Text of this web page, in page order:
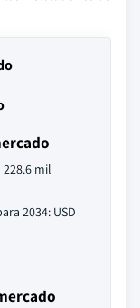
228.6 mil
2034: USD